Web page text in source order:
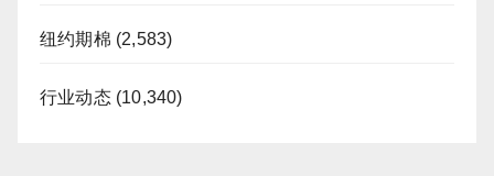
纽约期棉 (2,583)
行业动态(10,340)